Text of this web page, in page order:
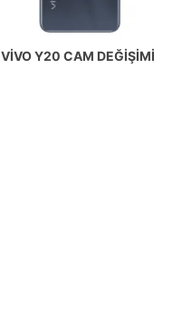
VIVO Y20 CAM DEĞIŞIMI